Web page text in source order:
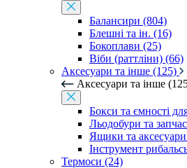
Балансири (804)
Блешні та ін. (16)
Бокоплави (25)
Віби (раттліни) (66)
Аксесуари та інше (125)
Аксесуари та інше
Бокси та ємності
Льодобури та
Ящики та
Інструмент
Термоси (24)